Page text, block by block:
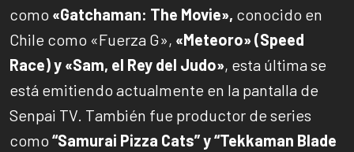
como «Gatchaman: The Movie», conocido en
Chile como «Fuerza G», «Meteoro» (Speed
Race) y «Sam, el Rey del Judo», esta última se
está emitiendo actualmente en la pantalla de
Senpai TV. También fue productor de series
como “Samurai Pizza Cats” y “Tekkaman Blade